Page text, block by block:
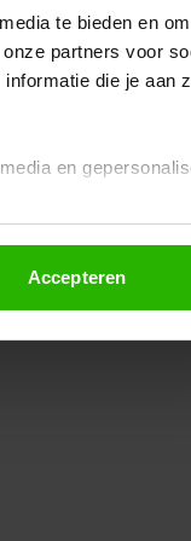
te bieden en
partners voor
die je aan
en
altijd wijzigen of
Accepteren
console for